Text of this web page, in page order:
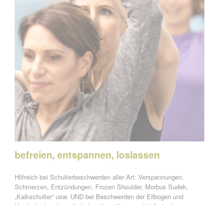
befreien, entspannen, loslassen
Hilfreich bei Schulterbeschwerden aller Art: Verspannungen,
Schmerzen, Entzündungen, Frozen Shoulder, Morbus Sudek,
„Kalkschulter“ usw. UND bei Beschwerden der Ellbogen und